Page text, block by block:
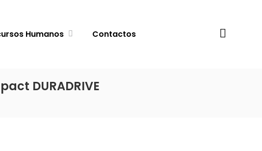
Humanos Contactos
DURADRIVE